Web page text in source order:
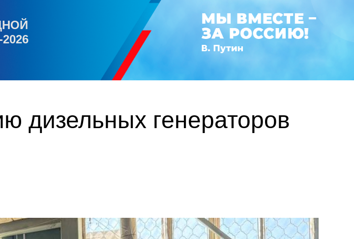
дизельных генераторов